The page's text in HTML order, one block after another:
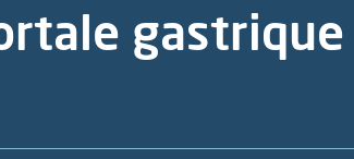
gastrique